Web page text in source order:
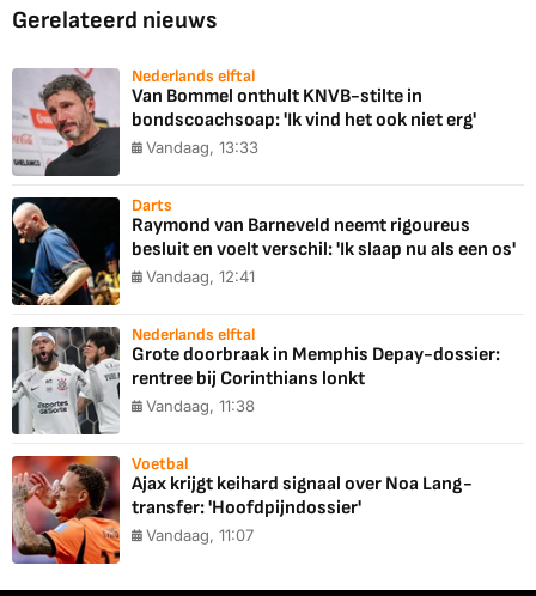
Gerelateerd nieuws
Nederlands elftal
Van Bommel onthult KNVB-stilte in
bondscoachsoap: 'Ik vind het ook niet erg'
Vandaag, 13:33
Darts
Raymond van Barneveld neemt rigoureus
besluit en voelt verschil: 'Ik slaap nu als een os'
Vandaag, 12:41
Nederlands elftal
Grote doorbraak in Memphis Depay-dossier:
rentree bij Corinthians lonkt
Vandaag, 11:38
Voetbal
Ajax krijgt keihard signaal over Noa Lang-
transfer: 'Hoofdpijndossier'
Vandaag, 11:07